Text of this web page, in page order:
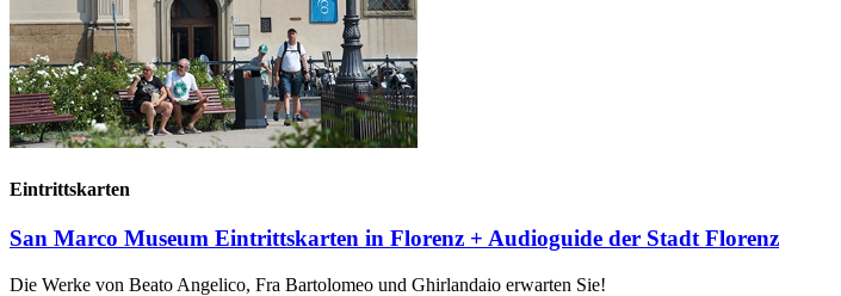
Eintrittskarten
San Marco Museum Eintrittskarten in Florenz + Audioguide der Stadt Florenz
Die Werke von Beato Angelico, Fra Bartolomeo und Ghirlandaio erwarten Sie!